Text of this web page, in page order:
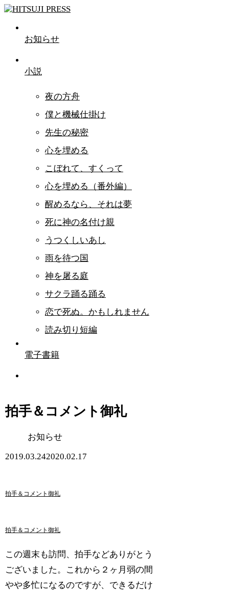
お知らせ
小説
夜の方舟
僕と機械仕掛け
先生の秘密
心を埋める
こぼれて、すくって
心を埋める（番外編）
醒めるなら、それは夢
死に神の名付け親
うつくしいあし
雨を待つ国
神を屠る庭
サクラ踊る踊る
恋で死ぬ。かもしれません
読み切り短編
電子書籍
拍手＆コメント御礼
お知らせ
2019.03.242020.02.17
拍手＆コメント御礼
拍手＆コメント御礼
この週末も訪問、拍手などありがとう
ございました。これから２ヶ月弱の間
やや多忙になるのですが、できるだけ